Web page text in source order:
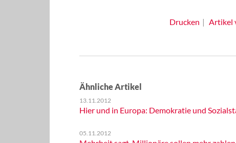
Drucken Artikel
Ähnliche Artikel
13.11.2012
Hier und in Europa: Demokratie und
05.11.2012